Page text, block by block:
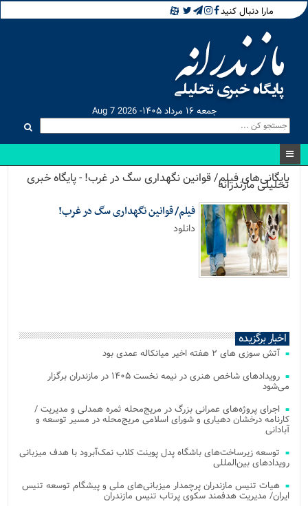
مارا دنبال کنید
جمعه ۱۶ مرداد ۱۴۰۵- Aug 7 2026
بایگانی‌های فیلم/ قوانین نگهداری سگ در غرب! - پایگاه خبری
تحلیلی مازندرانه
فیلم/ قوانین نگهداری سگ در غرب!
دانلود
اخبار برگزیده
آتش‌ سوزی‌ های ۲ هفته اخیر میانکاله عمدی بود
رویدادهای شاخص هنری در نیمه نخست ۱۴۰۵ در مازندران برگزار
می‌شود
اجرای پروژه‌های عمرانی بزرگ در مریج‌محله ثمره همدلی و مدیریت /
کارنامه درخشان دهیاری و شورای اسلامی مریج‌محله در مسیر توسعه و
آبادانی
توسعه زیرساخت‌های باشگاه پدل پوینت کلاب نمک‌آبرود با هدف میزبانی
رویدادهای بین‌المللی
هیات تنیس مازندران پرچمدار میزبانی‌های ملی و پیشگام توسعه تنیس
ایران/ مدیریت هدفمند سکوی پرتاب تنیس مازندران